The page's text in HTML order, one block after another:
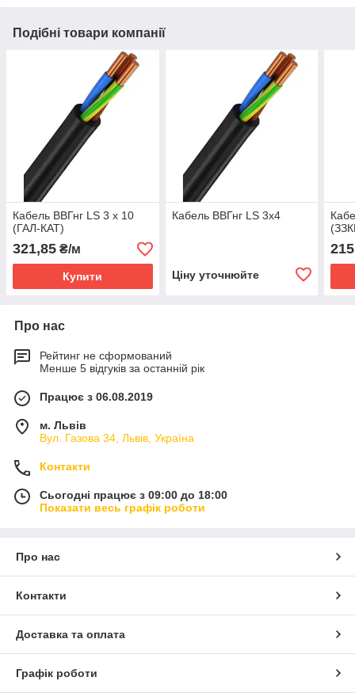
Подібні товари компанії
Кабель ВВГнг LS 3 х 10
(ГАЛ-КАТ)
321,85 ₴/м
Купити
Кабель ВВГнг LS 3х4
Ціну уточнюйте
Про нас
Рейтинг не сформований
Менше 5 відгуків за останній рік
Працює з 06.08.2019
м. Львів
Вул. Газова 34, Львів, Україна
Контакти
Сьогодні працює з 09:00 до 18:00
Показати весь графік роботи
Про нас
Контакти
Доставка та оплата
Графік роботи